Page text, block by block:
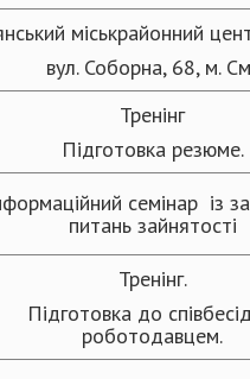
міськрайонний
вул. Соборна, 68, м.
Тренінг
Підготовка резюме.
семінар із
питань зайнятості
Тренінг.
Підготовка до
роботодавцем.